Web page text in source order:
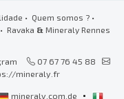
• Quem somos ?•
• Ravaka & Mineraly Rennes
07 67 76 45 88
mineraly.fr
mineraly.com.de •